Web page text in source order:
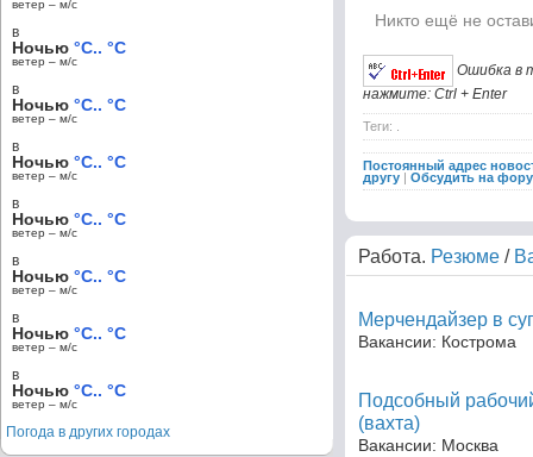
Никто ещё не
Ошибка в
нажмите: Ctrl + Enter
Теги: .
Постоянный адрес
другу | Обсудить на
Работа. Резюме /
Мерчендайзер в
Вакансии: Кострома
Подсобный
(вахта)
Вакансии: Москва
ветер – м/c
в
Ночью °C.. °C
ветер – м/c
в
Ночью °C.. °C
ветер – м/c
в
Ночью °C.. °C
ветер – м/c
в
Ночью °C.. °C
ветер – м/c
в
Ночью °C.. °C
ветер – м/c
в
Ночью °C.. °C
ветер – м/c
в
Ночью °C.. °C
ветер – м/c
Погода в других городах